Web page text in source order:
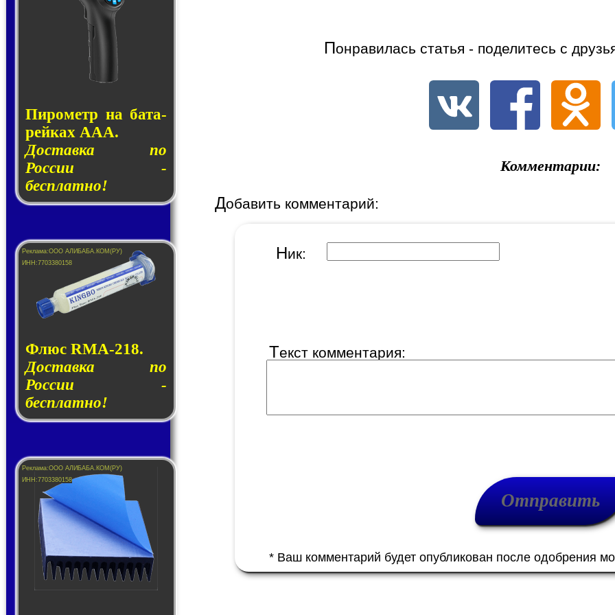
Пирометр на ба­та­
рей­ках AAA.
Доставка по
России -
бесплатно!
Флюс RMA-218.
Доставка по
России -
бесплатно!
Понравилась статья - поделитесь с
Комментарии:
Добавить комментарий:
Ник:
Текст комментария:
* Ваш комментарий будет опубликован после одобрения